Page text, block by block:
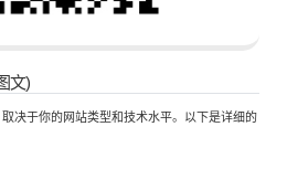
文)
决于你的网站类型和技术水平。以下是详细的